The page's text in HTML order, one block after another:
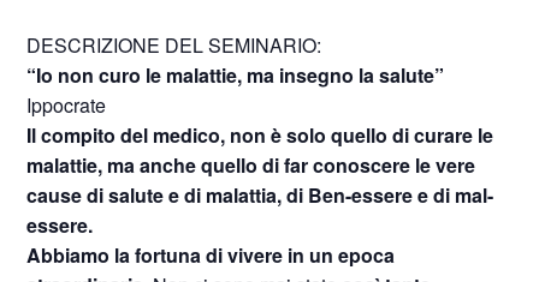
DESCRIZIONE DEL SEMINARIO:
“Io non curo le malattie, ma insegno la salute”
Ippocrate
Il compito del medico, non è solo quello di curare le
malattie, ma anche quello di far conoscere le vere
cause di salute e di malattia, di Ben-essere e di mal-
essere.
Abbiamo la fortuna di vivere in un epoca